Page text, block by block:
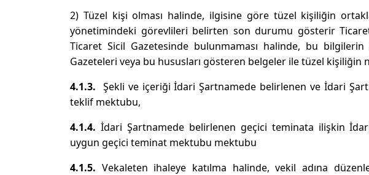
2) Tüzel kişi olması halinde, ilgisine göre tüzel kişiliğin
yönetimindeki görevlileri belirten son durumu gösterir
Ticaret Sicil Gazetesinde bulunmaması halinde, bu
Gazeteleri veya bu hususları gösteren belgeler ile tüzel
4.1.3. Şekli ve içeriği İdari Şartnamede belirlenen ve İdari
teklif mektubu,
4.1.4. İdari Şartnamede belirlenen geçici teminata ilişkin
uygun geçici teminat mektubu mektubu
4.1.5. Vekaleten ihaleye katılma halinde, vekil adına